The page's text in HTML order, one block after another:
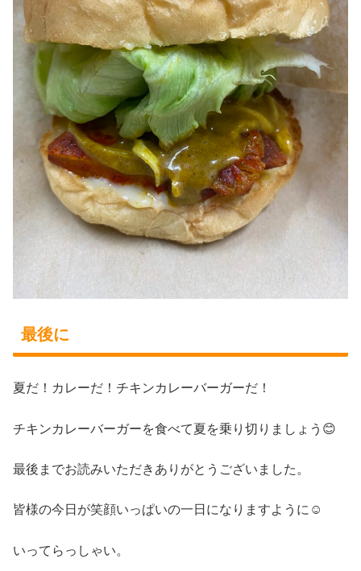
最後に
夏だ！カレーだ！チキンカレーバーガーだ！
チキンカレーバーガーを食べて夏を乗り切りましょう😊
最後までお読みいただきありがとうございました。
皆様の今日が笑顔いっぱいの一日になりますように☺
いってらっしゃい。